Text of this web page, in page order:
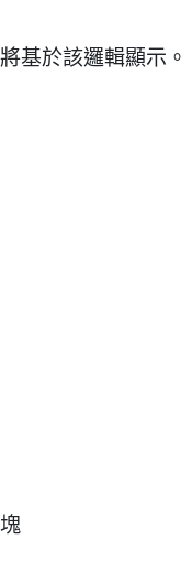
基於該邏輯顯示。